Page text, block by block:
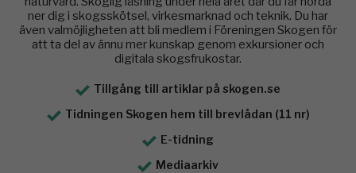
ner dig i skogsskötsel, virkesmarknad och teknik. Du har
även valmöjligheten att bli medlem i Föreningen Skogen för
att ta del av ännu mer kunskap genom exkursioner och
digitala skogsfrukostar.
Tillgång till artiklar på skogen.se
Tidningen Skogen hem till brevlådan (11 nr)
E-tidning
Mediaarkiv